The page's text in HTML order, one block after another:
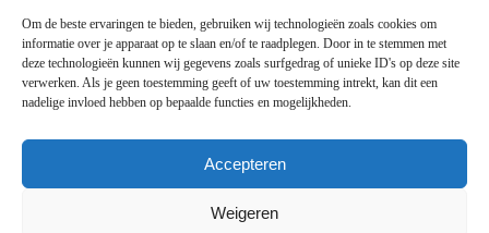
Om de beste ervaringen te bieden, gebruiken wij technologieën zoals cookies om
informatie over je apparaat op te slaan en/of te raadplegen. Door in te stemmen met
deze technologieën kunnen wij gegevens zoals surfgedrag of unieke ID's op deze site
verwerken. Als je geen toestemming geeft of uw toestemming intrekt, kan dit een
nadelige invloed hebben op bepaalde functies en mogelijkheden.
Accepteren
Weigeren
Copyright © 2021 livingnature.nl | Alle rechten